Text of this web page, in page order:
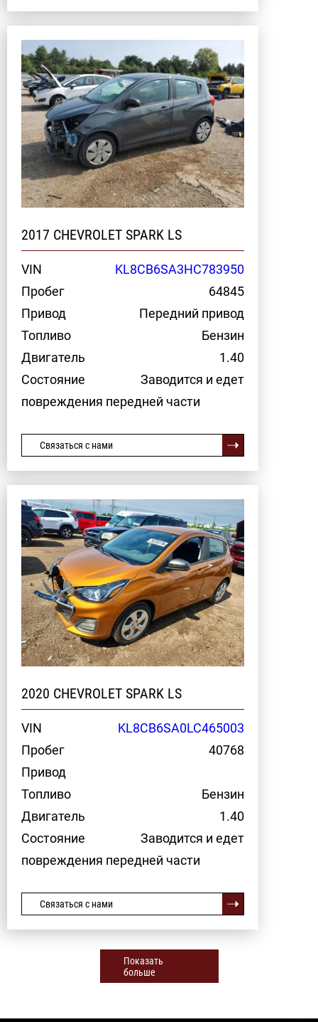
2017 CHEVROLET SPARK LS
VIN
KL8CB6SA3HC783950
Пробег
64845
Привод
Передний привод
Топливо
Бензин
Двигатель
1.40
Состояние
Заводится и едет
повреждения передней части
Связаться с нами
2020 CHEVROLET SPARK LS
VIN
KL8CB6SA0LC465003
Пробег
40768
Привод
Топливо
Бензин
Двигатель
1.40
Состояние
Заводится и едет
повреждения передней части
Связаться с нами
Показать
больше